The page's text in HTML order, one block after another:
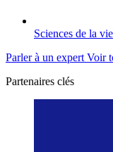
Sciences de la vie
Parler à un expert Voir
Partenaires clés